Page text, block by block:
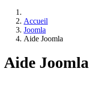
Accueil
Joomla
Aide Joomla
Aide Joomla